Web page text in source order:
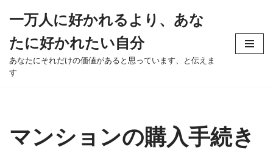
to
content
一万人に好かれるより、あな
たに好かれたい自分
あなたにそれだけの価値があると思っています、と伝えま
す
マンションの購入手続き